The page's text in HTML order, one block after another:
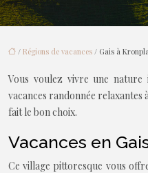
/ Régions de vacances / Gais à
Vous voulez vivre une
vacances randonnée relaxantes
fait le bon choix.
Vacances en
Ce village pittoresque vous